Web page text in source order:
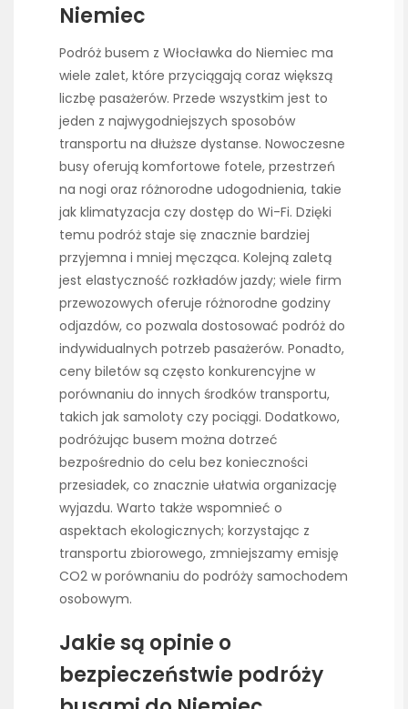
Niemiec
Podróż busem z Włocławka do Niemiec ma
wiele zalet, które przyciągają coraz większą
liczbę pasażerów. Przede wszystkim jest to
jeden z najwygodniejszych sposobów
transportu na dłuższe dystanse. Nowoczesne
busy oferują komfortowe fotele, przestrzeń
na nogi oraz różnorodne udogodnienia, takie
jak klimatyzacja czy dostęp do Wi-Fi. Dzięki
temu podróż staje się znacznie bardziej
przyjemna i mniej męcząca. Kolejną zaletą
jest elastyczność rozkładów jazdy; wiele firm
przewozowych oferuje różnorodne godziny
odjazdów, co pozwala dostosować podróż do
indywidualnych potrzeb pasażerów. Ponadto,
ceny biletów są często konkurencyjne w
porównaniu do innych środków transportu,
takich jak samoloty czy pociągi. Dodatkowo,
podróżując busem można dotrzeć
bezpośrednio do celu bez konieczności
przesiadek, co znacznie ułatwia organizację
wyjazdu. Warto także wspomnieć o
aspektach ekologicznych; korzystając z
transportu zbiorowego, zmniejszamy emisję
CO2 w porównaniu do podróży samochodem
osobowym.
Jakie są opinie o
bezpieczeństwie podróży